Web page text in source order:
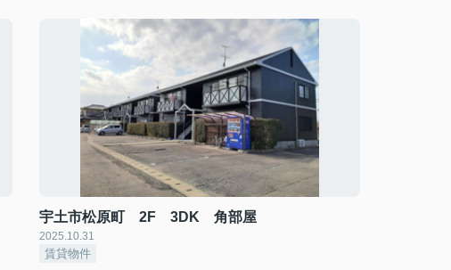
宇土市松原町 2F 3DK 角部屋
2025.10.31
賃貸物件